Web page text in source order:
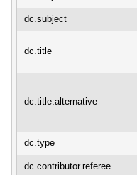
dc.subject
dc.title
dc.title.alternative
dc.type
dc.contributor.referee